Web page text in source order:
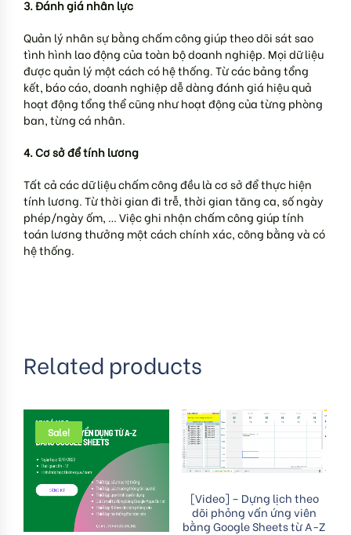
3. Đánh giá nhân lực
Quản lý nhân sự bằng chấm công giúp theo dõi sát sao
tình hình lao động của toàn bộ doanh nghiệp. Mọi dữ liệu
được quản lý một cách có hệ thống. Từ các bảng tổng
kết, báo cáo, doanh nghiệp dễ dàng đánh giá hiệu quả
hoạt động tổng thể cũng như hoạt động của từng phòng
ban, từng cá nhân.
4. Cơ sở để tính lương
Tất cả các dữ liệu chấm công đều là cơ sở để thực hiện
tính lương. Từ thời gian đi trễ, thời gian tăng ca, số ngày
phép/ngày ốm, … Việc ghi nhận chấm công giúp tính
toán lương thưởng một cách chính xác, công bằng và có
hệ thống.
Related products
Sale!
Add to cart
[Video] – Dựng lịch theo
dõi phỏng vấn ứng viên
bằng Google Sheets từ A-Z